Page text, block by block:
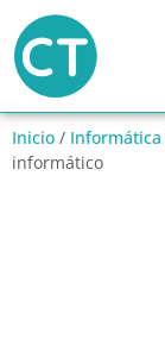
Inicio / Informática
informático